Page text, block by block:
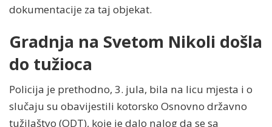
dokumentacije za taj objekat.
Gradnja na Svetom Nikoli došla
do tužioca
Policija je prethodno, 3. jula, bila na licu mjesta i o
slučaju su obavijestili kotorsko Osnovno državno
tužilaštvo (ODT), koje je dalo nalog da se sa